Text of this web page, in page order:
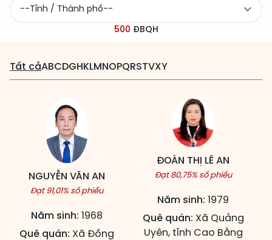
500 ĐBQH
Tất cảABCDGHKLMNOPQRSTVXY
NGUYỄN VĂN AN
Đạt 91,01% số phiếu
Năm sinh: 1968
Quê quán: Xã Đồng
ĐOÀN THỊ LÊ AN
Đạt 80,75% số phiếu
Năm sinh: 1979
Quê quán: Xã Quảng
Uyên, tỉnh Cao Bằng